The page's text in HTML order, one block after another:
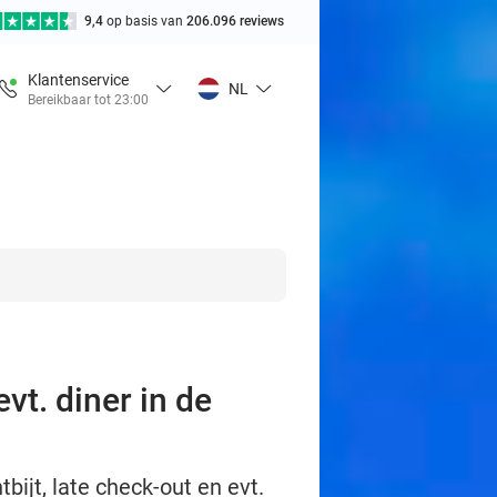
9,4 op basis van 206.096 reviews
Klantenservice
Bereikbaar tot 23:00
NL
diner in de
late check-out en evt.